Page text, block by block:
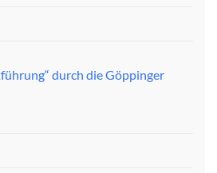
durch die Göppinger